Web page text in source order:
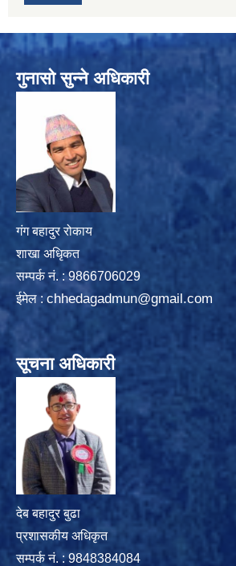
गुनासो सुन्ने अधिकारी
गंग बहादुर रोकाय
शाखा अधिृकत
सम्पर्क न‌ं. : 9866706029
ईमेल : chhedagadmun@gmail.com
सूचना अधिकारी
देब बहादुर बुढा
प्रशासकीय अधिकृत
सम्पर्क नं. : 9848384084